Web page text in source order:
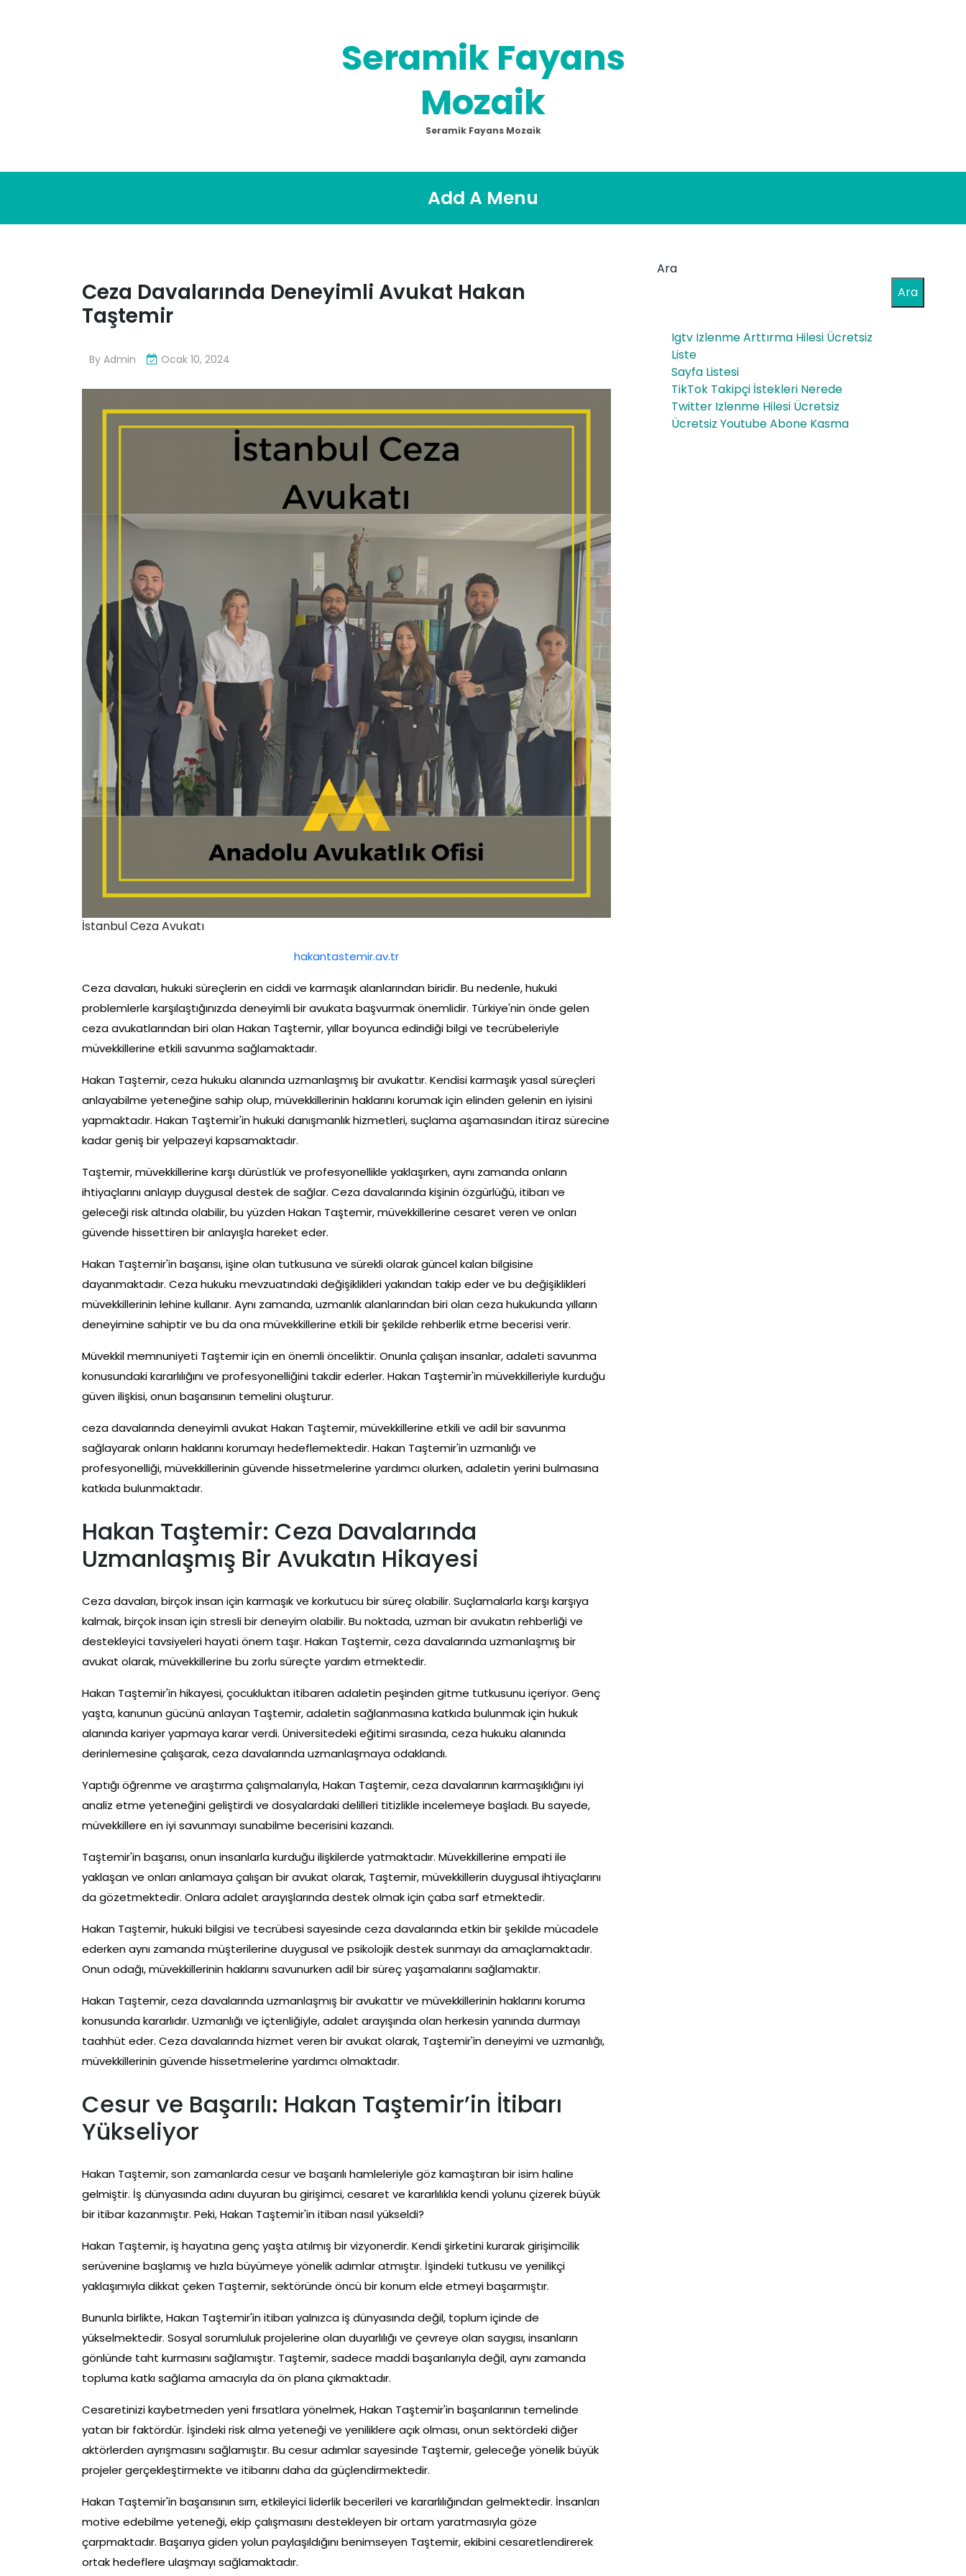
Seramik Fayans
Mozaik
Seramik Fayans Mozaik
Add A Menu
Ceza Davalarında Deneyimli Avukat Hakan
Taştemir
By Admin Ocak 10, 2024
İstanbul Ceza Avukatı
hakantastemir.av.tr
Ceza davaları, hukuki süreçlerin en ciddi ve karmaşık alanlarından biridir. Bu nedenle, hukuki
problemlerle karşılaştığınızda deneyimli bir avukata başvurmak önemlidir. Türkiye'nin önde gelen
ceza avukatlarından biri olan Hakan Taştemir, yıllar boyunca edindiği bilgi ve tecrübeleriyle
müvekkillerine etkili savunma sağlamaktadır.
Hakan Taştemir, ceza hukuku alanında uzmanlaşmış bir avukattır. Kendisi karmaşık yasal süreçleri
anlayabilme yeteneğine sahip olup, müvekkillerinin haklarını korumak için elinden gelenin en iyisini
yapmaktadır. Hakan Taştemir'in hukuki danışmanlık hizmetleri, suçlama aşamasından itiraz sürecine
kadar geniş bir yelpazeyi kapsamaktadır.
Taştemir, müvekkillerine karşı dürüstlük ve profesyonellikle yaklaşırken, aynı zamanda onların
ihtiyaçlarını anlayıp duygusal destek de sağlar. Ceza davalarında kişinin özgürlüğü, itibarı ve
geleceği risk altında olabilir, bu yüzden Hakan Taştemir, müvekkillerine cesaret veren ve onları
güvende hissettiren bir anlayışla hareket eder.
Hakan Taştemir'in başarısı, işine olan tutkusuna ve sürekli olarak güncel kalan bilgisine
dayanmaktadır. Ceza hukuku mevzuatındaki değişiklikleri yakından takip eder ve bu değişiklikleri
müvekkillerinin lehine kullanır. Aynı zamanda, uzmanlık alanlarından biri olan ceza hukukunda yılların
deneyimine sahiptir ve bu da ona müvekkillerine etkili bir şekilde rehberlik etme becerisi verir.
Müvekkil memnuniyeti Taştemir için en önemli önceliktir. Onunla çalışan insanlar, adaleti savunma
konusundaki kararlılığını ve profesyonelliğini takdir ederler. Hakan Taştemir'in müvekkilleriyle kurduğu
güven ilişkisi, onun başarısının temelini oluşturur.
ceza davalarında deneyimli avukat Hakan Taştemir, müvekkillerine etkili ve adil bir savunma
sağlayarak onların haklarını korumayı hedeflemektedir. Hakan Taştemir'in uzmanlığı ve
profesyonelliği, müvekkillerinin güvende hissetmelerine yardımcı olurken, adaletin yerini bulmasına
katkıda bulunmaktadır.
Hakan Taştemir: Ceza Davalarında
Uzmanlaşmış Bir Avukatın Hikayesi
Ceza davaları, birçok insan için karmaşık ve korkutucu bir süreç olabilir. Suçlamalarla karşı karşıya
kalmak, birçok insan için stresli bir deneyim olabilir. Bu noktada, uzman bir avukatın rehberliği ve
destekleyici tavsiyeleri hayati önem taşır. Hakan Taştemir, ceza davalarında uzmanlaşmış bir
avukat olarak, müvekkillerine bu zorlu süreçte yardım etmektedir.
Hakan Taştemir'in hikayesi, çocukluktan itibaren adaletin peşinden gitme tutkusunu içeriyor. Genç
yaşta, kanunun gücünü anlayan Taştemir, adaletin sağlanmasına katkıda bulunmak için hukuk
alanında kariyer yapmaya karar verdi. Üniversitedeki eğitimi sırasında, ceza hukuku alanında
derinlemesine çalışarak, ceza davalarında uzmanlaşmaya odaklandı.
Yaptığı öğrenme ve araştırma çalışmalarıyla, Hakan Taştemir, ceza davalarının karmaşıklığını iyi
analiz etme yeteneğini geliştirdi ve dosyalardaki delilleri titizlikle incelemeye başladı. Bu sayede,
müvekkillere en iyi savunmayı sunabilme becerisini kazandı.
Taştemir'in başarısı, onun insanlarla kurduğu ilişkilerde yatmaktadır. Müvekkillerine empati ile
yaklaşan ve onları anlamaya çalışan bir avukat olarak, Taştemir, müvekkillerin duygusal ihtiyaçlarını
da gözetmektedir. Onlara adalet arayışlarında destek olmak için çaba sarf etmektedir.
Hakan Taştemir, hukuki bilgisi ve tecrübesi sayesinde ceza davalarında etkin bir şekilde mücadele
ederken aynı zamanda müşterilerine duygusal ve psikolojik destek sunmayı da amaçlamaktadır.
Onun odağı, müvekkillerinin haklarını savunurken adil bir süreç yaşamalarını sağlamaktır.
Hakan Taştemir, ceza davalarında uzmanlaşmış bir avukattır ve müvekkillerinin haklarını koruma
konusunda kararlıdır. Uzmanlığı ve içtenliğiyle, adalet arayışında olan herkesin yanında durmayı
taahhüt eder. Ceza davalarında hizmet veren bir avukat olarak, Taştemir'in deneyimi ve uzmanlığı,
müvekkillerinin güvende hissetmelerine yardımcı olmaktadır.
Cesur ve Başarılı: Hakan Taştemir’in İtibarı
Yükseliyor
Hakan Taştemir, son zamanlarda cesur ve başarılı hamleleriyle göz kamaştıran bir isim haline
gelmiştir. İş dünyasında adını duyuran bu girişimci, cesaret ve kararlılıkla kendi yolunu çizerek büyük
bir itibar kazanmıştır. Peki, Hakan Taştemir'in itibarı nasıl yükseldi?
Hakan Taştemir, iş hayatına genç yaşta atılmış bir vizyonerdir. Kendi şirketini kurarak girişimcilik
serüvenine başlamış ve hızla büyümeye yönelik adımlar atmıştır. İşindeki tutkusu ve yenilikçi
yaklaşımıyla dikkat çeken Taştemir, sektöründe öncü bir konum elde etmeyi başarmıştır.
Bununla birlikte, Hakan Taştemir'in itibarı yalnızca iş dünyasında değil, toplum içinde de
yükselmektedir. Sosyal sorumluluk projelerine olan duyarlılığı ve çevreye olan saygısı, insanların
gönlünde taht kurmasını sağlamıştır. Taştemir, sadece maddi başarılarıyla değil, aynı zamanda
topluma katkı sağlama amacıyla da ön plana çıkmaktadır.
Cesaretinizi kaybetmeden yeni fırsatlara yönelmek, Hakan Taştemir'in başarılarının temelinde
yatan bir faktördür. İşindeki risk alma yeteneği ve yeniliklere açık olması, onun sektördeki diğer
aktörlerden ayrışmasını sağlamıştır. Bu cesur adımlar sayesinde Taştemir, geleceğe yönelik büyük
projeler gerçekleştirmekte ve itibarını daha da güçlendirmektedir.
Hakan Taştemir'in başarısının sırrı, etkileyici liderlik becerileri ve kararlılığından gelmektedir. İnsanları
motive edebilme yeteneği, ekip çalışmasını destekleyen bir ortam yaratmasıyla göze
çarpmaktadır. Başarıya giden yolun paylaşıldığını benimseyen Taştemir, ekibini cesaretlendirerek
ortak hedeflere ulaşmayı sağlamaktadır.
Ara
Ara
Igtv Izlenme Arttırma Hilesi Ücretsiz
Liste
Sayfa Listesi
TikTok Takipçi İstekleri Nerede
Twitter Izlenme Hilesi Ücretsiz
Ücretsiz Youtube Abone Kasma